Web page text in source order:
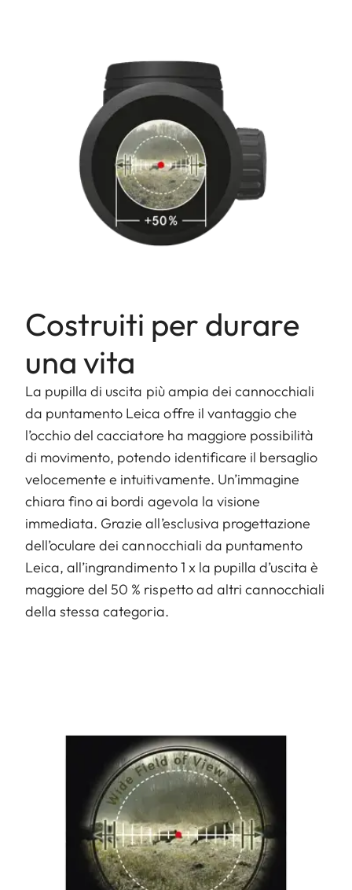
Costruiti per durare
una vita
La pupilla di uscita più ampia dei cannocchiali
da puntamento Leica offre il vantaggio che
l’occhio del cacciatore ha maggiore possibilità
di movimento, potendo identificare il bersaglio
velocemente e intuitivamente. Un’immagine
chiara fino ai bordi agevola la visione
immediata. Grazie all’esclusiva progettazione
dell’oculare dei cannocchiali da puntamento
Leica, all’ingrandimento 1 x la pupilla d’uscita è
maggiore del 50 % rispetto ad altri cannocchiali
della stessa categoria.